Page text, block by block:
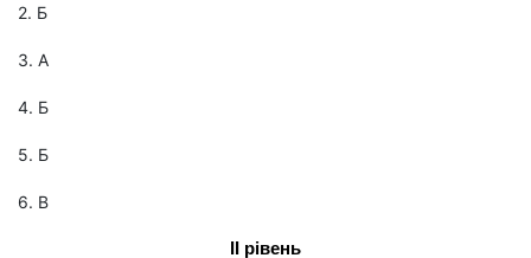
2. Б
3. А
4. Б
5. Б
6. В
ІІ рівень